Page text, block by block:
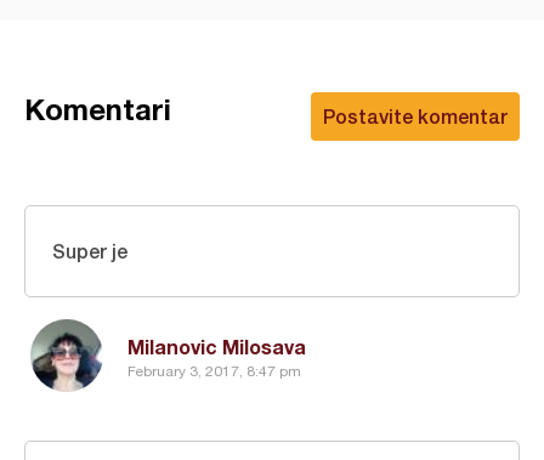
Postavite komentar
Komentari
Milanovic Milosava
February 3, 2017, 8:47 pm
Super je